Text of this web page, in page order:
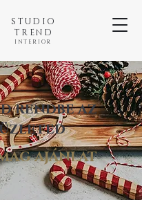
STUDIO
TREND
INTERIOR
rendbe az
ajánlat